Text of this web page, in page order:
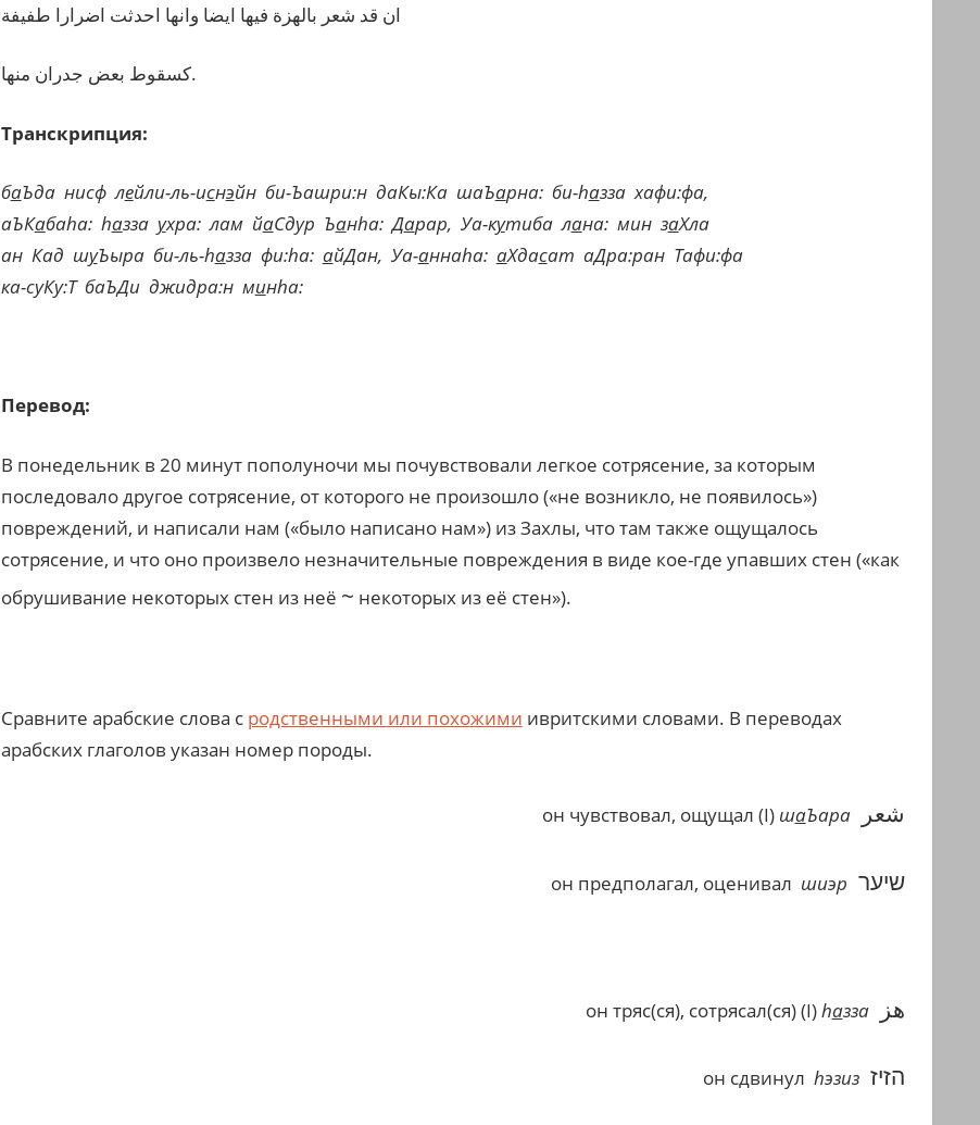
ان قد شعر بالهزة فيها ايضا وانها احدثت اضرارا طفيفة
كسقوط بعض جدران منها.
Транскрипция:
баЪда нисф лейли-ль-иснэйн би-Ъашри:н даКы:Ка шаЪарна: би-hазза хафи:фа,
аЪКабаhа: hазза ухра: лам йаСдур Ъанhа: Дарар, Уа-кутиба лана: мин заХла
ан Кад шуЪыра би-ль-hазза фи:hа: айДан, Уа-аннаhа: аХдасат аДра:ран Тафи:фа
ка-суКу:Т баЪДи джидра:н минhа:
Перевод:
В понедельник в 20 минут пополуночи мы почувствовали легкое сотрясение, за которым
последовало другое сотрясение, от которого не произошло («не возникло, не появилось»)
повреждений, и написали нам («было написано нам») из Захлы, что там также ощущалось
сотрясение, и что оно произвело незначительные повреждения в виде кое-где упавших стен («как
обрушивание некоторых стен из неё ~ некоторых из её стен»).
Сравните арабские слова с родственными или похожими ивритскими словами. В переводах
арабских глаголов указан номер породы.
شعر он чувствовал, ощущал (I) шаЪара
שיער он предполагал, оценивал шиэр
هز он тряс(ся), сотрясал(ся)(I)hазза
הזיז он сдвинул hэзиз